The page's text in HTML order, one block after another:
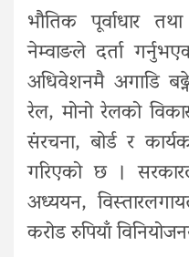
भौतिक पूर्वाधार
नेम्वाङले दर्ता
अधिवेशनमै अगाडि
रेल, मोनो रेलको
संरचना, बोर्ड र
गरिएको छ ।
अध्ययन,
करोड रुपियाँ